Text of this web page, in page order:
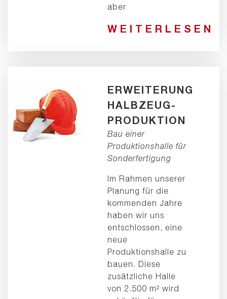
aber
WEITERLESEN
ERWEITERUNG
HALBZEUG-
PRODUKTION
Bau einer
Produktionshalle für
Sonderfertigung
Im Rahmen unserer
Planung für die
kommenden Jahre
haben wir uns
entschlossen, eine
neue
Produktionshalle zu
bauen. Diese
zusätzliche Halle
von 2.500 m² wird